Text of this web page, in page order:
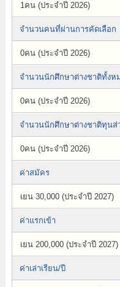
1คน (ประจำปี 2026)
จำนวนคนที่ผ่านการคัดเลือก
0คน (ประจำปี 2026)
จำนวนนักศึกษาต่างชาติทั้งห
0คน (ประจำปี 2026)
จำนวนนักศึกษาต่างชาติทุน
0คน (ประจำปี 2026)
ค่าสมัคร
เยน 30,000 (ประจำปี 2027)
ค่าแรกเข้า
เยน 200,000 (ประจำปี 2027)
ค่าเล่าเรียน/ปี